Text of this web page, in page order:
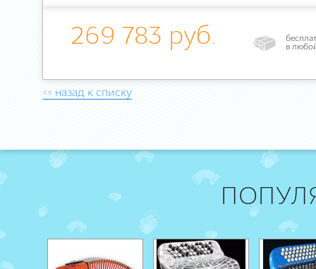
269 783 руб.
в
<< назад к списку